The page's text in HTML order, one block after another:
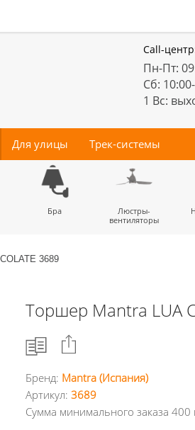
Call-
Пн-Пт:
Сб:
1 Вс:
Бра
Люстры-
вентиляторы
Для улицы
Прожектора
Трек-системы
Комплектующие
для трек-систем
3689
Торшер Mantra LUA
Facebook
Бренд: Mantra (Испания)
Артикул: 3689
Сумма минимального заказа 400